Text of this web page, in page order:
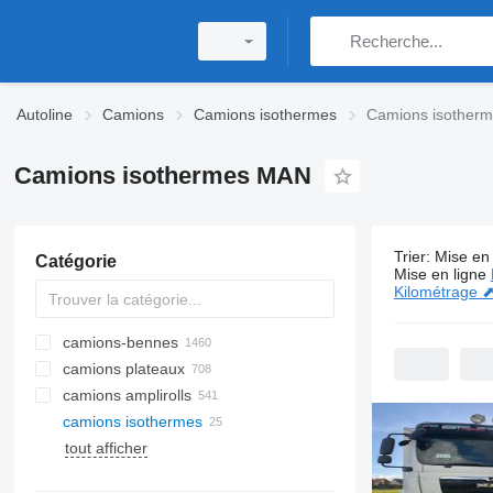
Autoline Camions Camions isothermes Camions
Camions isothermes MAN
Catégorie
camions-bennes
camions plateaux
camions amplirolls
camions isothermes
tout afficher
25
Trier: Mise
Mise en ligne
Kilométrage ⬈